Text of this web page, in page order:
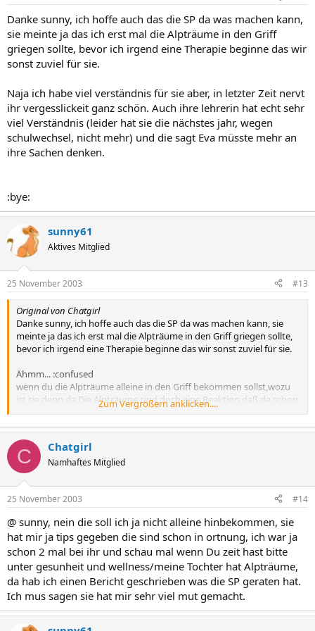
Danke sunny, ich hoffe auch das die SP da was machen kann,
sie meinte ja das ich erst mal die Alpträume in den Griff
griegen sollte, bevor ich irgend eine Therapie beginne das wir
sonst zuviel für sie.
Naja ich habe viel verständnis für sie aber, in letzter Zeit nervt
ihr vergesslickeit ganz schön. Auch ihre lehrerin hat echt sehr
viel Verständnis (leider hat sie die nächstes jahr, wegen
schulwechsel, nicht mehr) und die sagt Eva müsste mehr an
ihre Sachen denken.
:bye:
sunny61
Aktives Mitglied
25 November 2003 #13
Original von Chatgirl
Danke sunny, ich hoffe auch das die SP da was machen kann, sie
meinte ja das ich erst mal die Alpträume in den Griff griegen sollte,
bevor ich irgend eine Therapie beginne das wir sonst zuviel für sie.
Ähmm... :confused
wenn du die Alpträume alleine in den Griff bekommen sollst,wozu
ist sie denn da.Die Alpträume sind doch eine Reaktion,daß da schon
eine Verarbeitung stattfindet und dabei braucht sie doch die Hilfe.
Ich kann mir vorstellen,daß das nervig ist.
Es wird schon wieder werden.
LG
sunny61 :sonne
Zum Vergrößern anklicken....
C Chatgirl
Namhaftes Mitglied
25 November 2003 #14
@ sunny, nein die soll ich ja nicht alleine hinbekommen, sie
hat mir ja tips gegeben die sind schon in ortnung, ich war ja
schon 2 mal bei ihr und schau mal wenn Du zeit hast bitte
unter gesunheit und wellness/meine Tochter hat Alpträume,
da hab ich einen Bericht geschrieben was die SP geraten hat.
Ich mus sagen sie hat mir sehr viel mut gemacht.